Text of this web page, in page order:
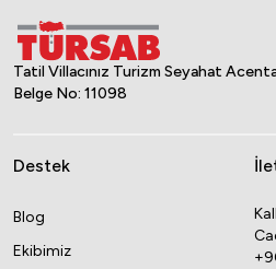
Tatil Villacınız Turizm Seyahat
Belge No: 11098
Destek
Blog
Ekibimiz